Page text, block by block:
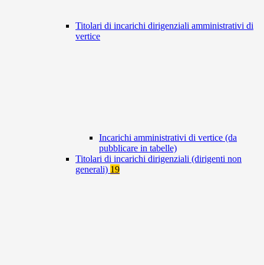
Titolari di incarichi dirigenziali amministrativi di
vertice
Incarichi amministrativi di vertice (da
pubblicare in tabelle)
Titolari di incarichi dirigenziali (dirigenti non
generali) 19